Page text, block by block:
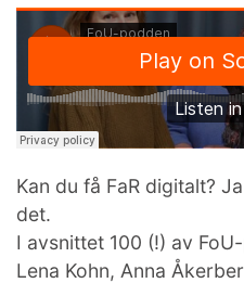
Kan du få FaR digitalt?
det.
I avsnittet 100 (!) av
Lena Kohn, Anna